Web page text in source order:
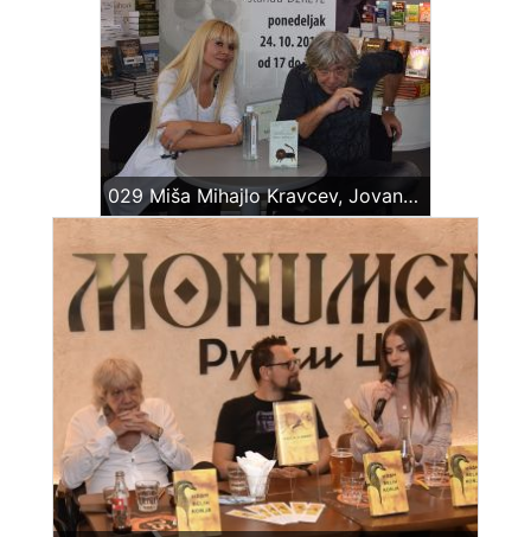
029 Miša Mihajlo Kravcev, JovanaKravcev – sajam Knjiga. Beograd, 24 okt 2016